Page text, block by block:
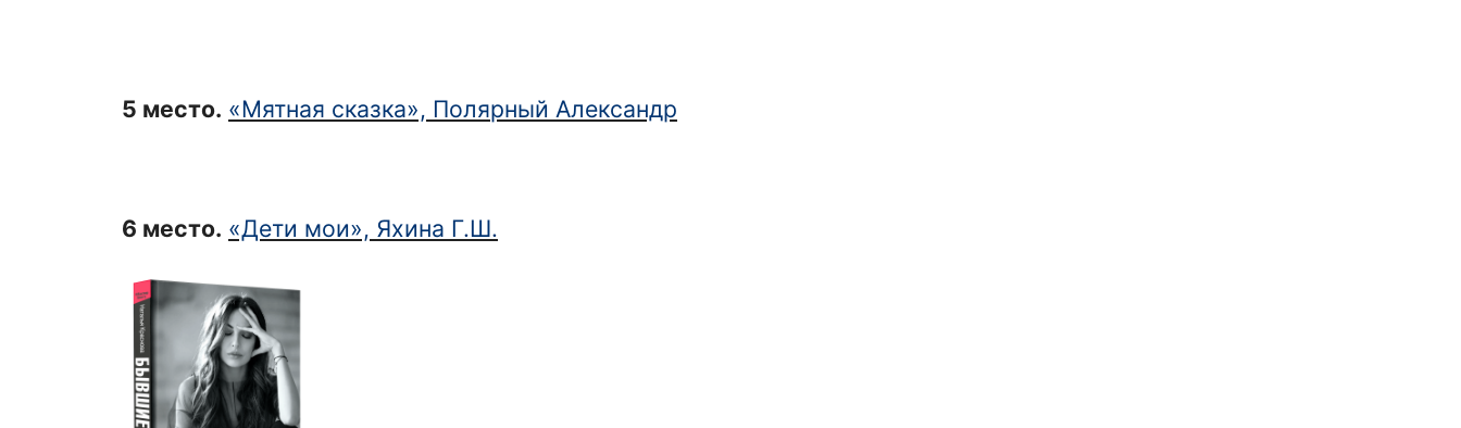
5 место. «Мятная сказка», Полярный Александр
6 место. «Дети мои», Яхина Г.Ш.